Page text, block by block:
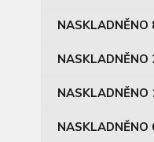
NASKLADNĚNO
NASKLADNĚNO
NASKLADNĚNO
NASKLADNĚNO